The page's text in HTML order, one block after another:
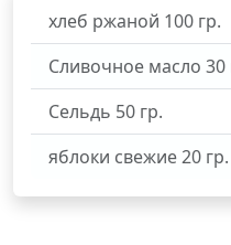
хлеб ржаной 100 гр.
Сливочное масло 30
Сельдь 50 гр.
яблоки свежие20 гр.